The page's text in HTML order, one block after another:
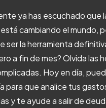
ya has escuchado que
está cambiando el mundo,
ser la herramienta
a fin de mes? Olvida las
Hoy en día,
para que analice tus
y te ayude a salir de